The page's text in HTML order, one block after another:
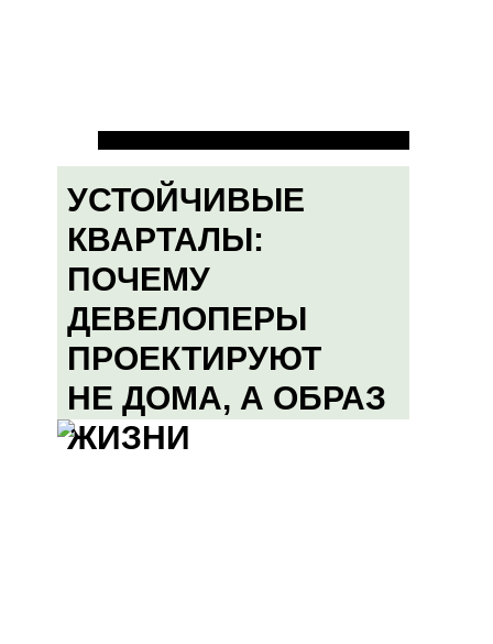
УСТОЙЧИВЫЕ
КВАРТАЛЫ:
ПОЧЕМУ
ДЕВЕЛОПЕРЫ
ПРОЕКТИРУЮТ
НЕ ДОМА, А ОБРАЗ
ЖИЗНИ